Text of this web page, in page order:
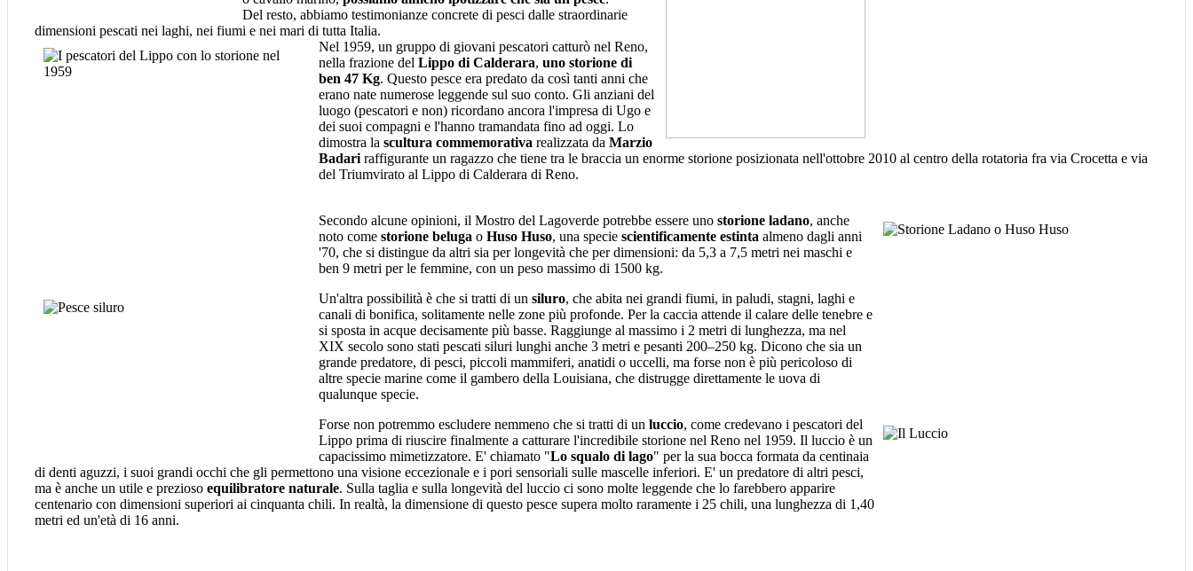
Del resto, abbiamo testimonianze concrete di pesci dalle straordinarie
dimensioni pescati nei laghi, nei fiumi e nei mari di tutta Italia.
Nel 1959, un gruppo di giovani pescatori catturò nel Reno,
nella frazione del Lippo di Calderara, uno storione di
ben 47 Kg. Questo pesce era predato da così tanti anni che
erano nate numerose leggende sul suo conto. Gli anziani del
luogo (pescatori e non) ricordano ancora l'impresa di Ugo e
dei suoi compagni e l'hanno tramandata fino ad oggi. Lo
dimostra la scultura commemorativa realizzata da Marzio
Badari raffigurante un ragazzo che tiene tra le braccia un enorme storione posizionata nell'ottobre 2010 al centro della rotatoria fra via Crocetta e via
del Triumvirato al Lippo di Calderara di Reno.
Secondo alcune opinioni, il Mostro del Lagoverde potrebbe essere uno storione ladano, anche
noto come storione beluga o Huso Huso, una specie scientificamente estinta almeno dagli anni
'70, che si distingue da altri sia per longevità che per dimensioni: da 5,3 a 7,5 metri nei maschi e
ben 9 metri per le femmine, con un peso massimo di 1500 kg.
Un'altra possibilità è che si tratti di un siluro, che abita nei grandi fiumi, in paludi, stagni, laghi e
canali di bonifica, solitamente nelle zone più profonde. Per la caccia attende il calare delle tenebre e
si sposta in acque decisamente più basse. Raggiunge al massimo i 2 metri di lunghezza, ma nel
XIX secolo sono stati pescati siluri lunghi anche 3 metri e pesanti 200–250 kg. Dicono che sia un
grande predatore, di pesci, piccoli mammiferi, anatidi o uccelli, ma forse non è più pericoloso di
altre specie marine come il gambero della Louisiana, che distrugge direttamente le uova di
qualunque specie.
Forse non potremmo escludere nemmeno che si tratti di un luccio, come credevano i pescatori del
Lippo prima di riuscire finalmente a catturare l'incredibile storione nel Reno nel 1959. Il luccio è un
capacissimo mimetizzatore. E' chiamato "Lo squalo di lago" per la sua bocca formata da centinaia
di denti aguzzi, i suoi grandi occhi che gli permettono una visione eccezionale e i pori sensoriali sulle mascelle inferiori. E' un predatore di altri pesci,
ma è anche un utile e prezioso equilibratore naturale. Sulla taglia e sulla longevità del luccio ci sono molte leggende che lo farebbero apparire
centenario con dimensioni superiori ai cinquanta chili. In realtà, la dimensione di questo pesce supera molto raramente i 25 chili, una lunghezza di 1,40
metri ed un'età di 16 anni.